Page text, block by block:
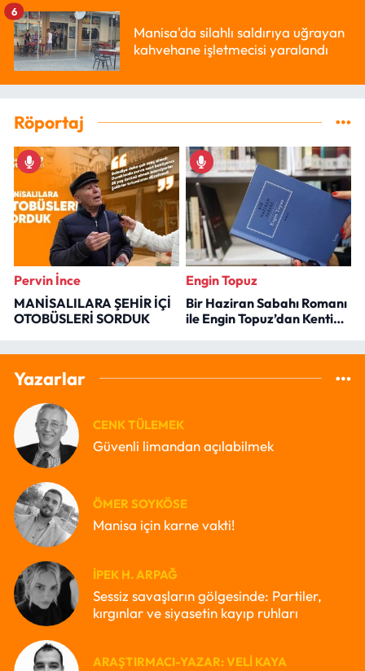
Manisa'da silahlı saldırıya uğrayan
kahvehane işletmecisi yaralandı
6
Röportaj
Pervin İnce
MANİSALILARA ŞEHİR İÇİ
OTOBÜSLERİ SORDUK
Engin Topuz
Bir Haziran Sabahı Romanı
ile Engin Topuz’dan Kenti
Yazarlar
CENK TÜLEMEK
Güvenli limandan açılabilmek
ÖMER SOYKÖSE
Manisa için karne vakti!
İPEK H. ARPAĞ
Sessiz savaşların gölgesinde: Partiler,
kırgınlar ve siyasetin kayıp ruhları
ARAŞTIRMACI-YAZAR: VELI KAYA